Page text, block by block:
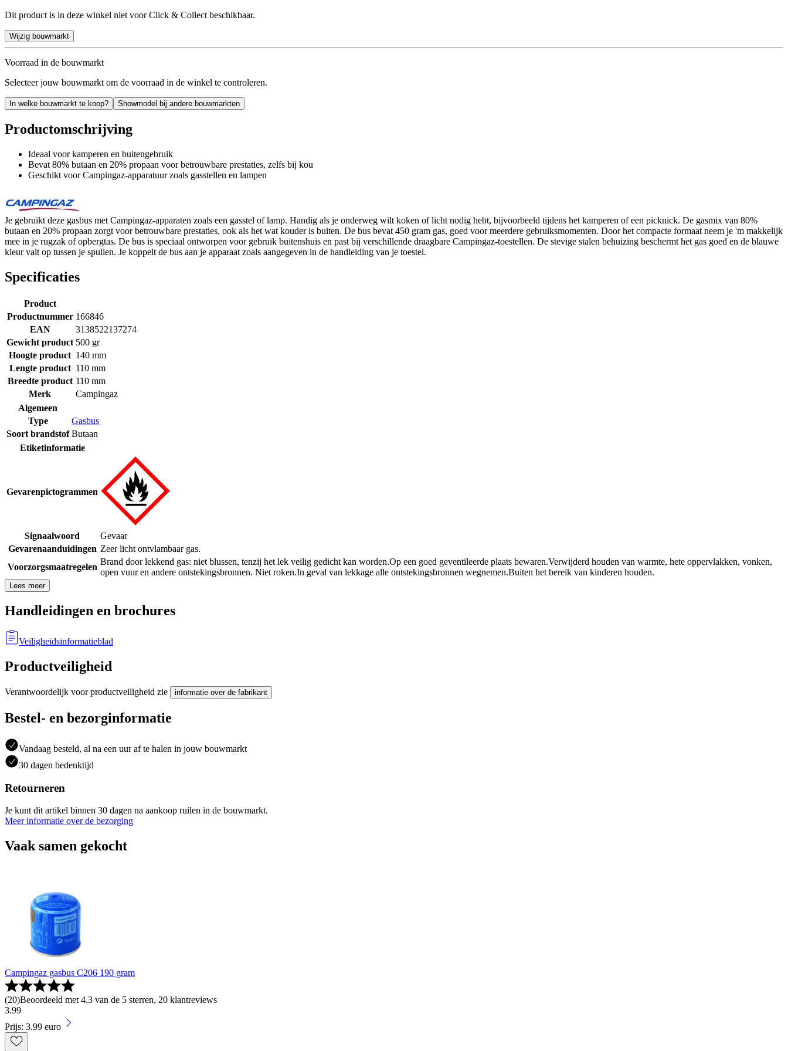
Dit product is in deze winkel niet voor Click & Collect beschikbaar.
Wijzig bouwmarkt
Voorraad in de bouwmarkt
Selecteer jouw bouwmarkt om de voorraad in de winkel te controleren.
In welke bouwmarkt te koop? Showmodel bij andere bouwmarkten
Productomschrijving
Ideaal voor kamperen en buitengebruik
Bevat 80% butaan en 20% propaan voor betrouwbare prestaties, zelfs bij kou
Geschikt voor Campingaz-apparatuur zoals gasstellen en lampen
Je gebruikt deze gasbus met Campingaz-apparaten zoals een gasstel of lamp. Handig als je onderweg wilt koken of licht nodig hebt, bijvoorbeeld tijdens het kamperen of een picknick. De gasmix van 80%
butaan en 20% propaan zorgt voor betrouwbare prestaties, ook als het wat kouder is buiten. De bus bevat 450 gram gas, goed voor meerdere gebruiksmomenten. Door het compacte formaat neem je 'm makkelijk
mee in je rugzak of opbergtas. De bus is speciaal ontworpen voor gebruik buitenshuis en past bij verschillende draagbare Campingaz-toestellen. De stevige stalen behuizing beschermt het gas goed en de blauwe
kleur valt op tussen je spullen. Je koppelt de bus aan je apparaat zoals aangegeven in de handleiding van je toestel.
Specificaties
Product
Productnummer 166846
EAN
3138522137274
Gewicht product 500 gr
Hoogte product 140 mm
Lengte product 110 mm
Breedte product 110 mm
Merk
Campingaz
Algemeen
Type
Gasbus
Soort brandstof Butaan
Etiketinformatie
Gevarenpictogrammen
Signaalwoord
Gevaar
Gevarenaanduidingen Zeer licht ontvlambaar gas.
Voorzorgsmaatregelen
Brand door lekkend gas: niet blussen, tenzij het lek veilig gedicht kan worden.Op een goed geventileerde plaats bewaren.Verwijderd houden van warmte, hete oppervlakken, vonken,
open vuur en andere ontstekingsbronnen. Niet roken.In geval van lekkage alle ontstekingsbronnen wegnemen.Buiten het bereik van kinderen houden.
Lees meer
Handleidingen en brochures
Veiligheidsinformatieblad
Productveiligheid
Verantwoordelijk voor productveiligheid zie informatie over de fabrikant
Bestel- en bezorginformatie
Vandaag besteld, al na een uur af te halen in jouw bouwmarkt
30 dagen bedenktijd
Retourneren
Je kunt dit artikel binnen 30 dagen na aankoop ruilen in de bouwmarkt.
Meer informatie over de bezorging
Vaak samen gekocht
Campingaz gasbus C206 190 gram
(20)Beoordeeld met 4.3 van de 5 sterren, 20 klantreviews
3.99
Prijs: 3.99 euro